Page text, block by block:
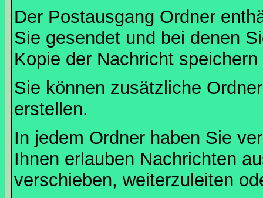
Der Postausgang Ordner
Sie gesendet und bei denen
Kopie der Nachricht
Sie können zusätzliche
erstellen.
In jedem Ordner haben Sie
Ihnen erlauben Nachrichten
verschieben, weiterzuleiten